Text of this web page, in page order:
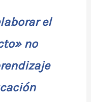
el
no